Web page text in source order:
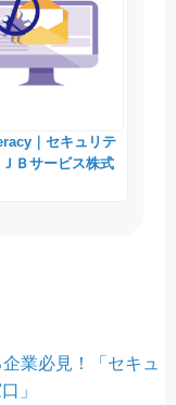
｜セキュリテ
Ｂサービス株式
業必見！「セキュ
」